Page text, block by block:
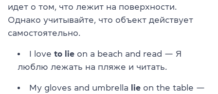
идет о том, что лежит на поверхности.
Однако учитывайте, что объект действует
самостоятельно.
I love to lie on a beach and read — Я
люблю лежать на пляже и читать.
My gloves and umbrella lie on the table —